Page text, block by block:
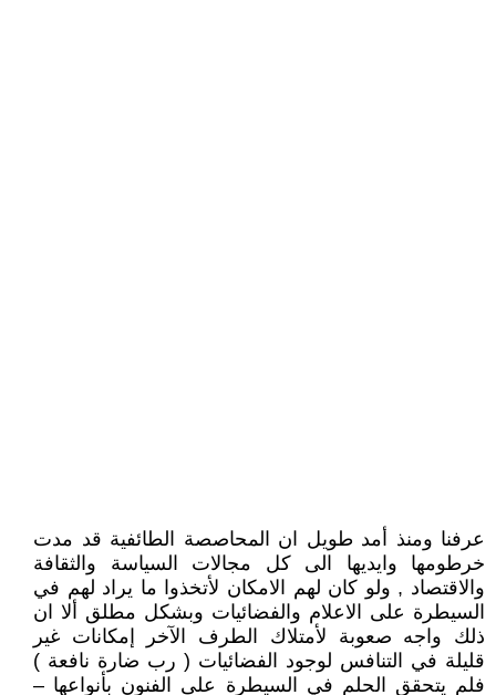
عرفنا ومنذ أمد طويل ان المحاصصة الطائفية قد مدت
خرطومها وايديها الى كل مجالات السياسة والثقافة
والاقتصاد , ولو كان لهم الامكان لأتخذوا ما يراد لهم في
السيطرة على الاعلام والفضائيات وبشكل مطلق ألا ان
ذلك واجه صعوبة لأمتلاك الطرف الآخر إمكانات غير
قليلة في التنافس لوجود الفضائيات ( رب ضارة نافعة )
فلم يتحقق الحلم في السيطرة على الفنون بأنواعها –